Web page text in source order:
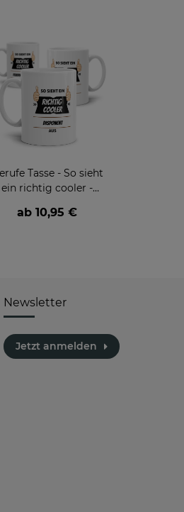
Tasse - So sieht
ein richtig cooler -
ab10,95 €
Newsletter
Jetzt anmelden